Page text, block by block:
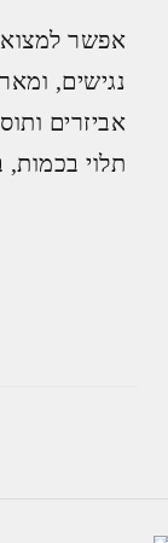
אפשר למצוא
נגישים,
אביזרים
תלוי בכמות,